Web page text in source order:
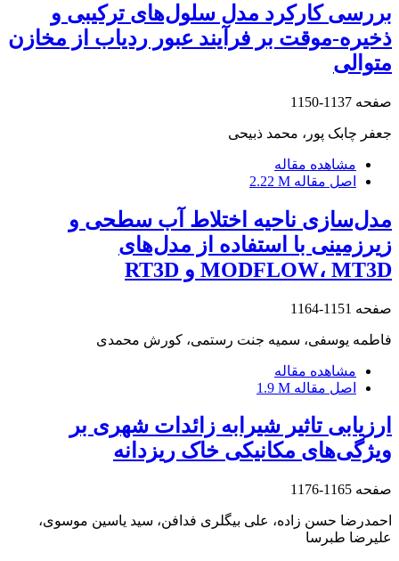
بررسی کارکرد مدل سلول‌های ترکیبی و
ذخیره‌-موقت بر فرآیند عبور ردیاب از مخازن
متوالی
صفحه 1137-1150
جعفر چابک پور، محمد ذبیحی
مشاهده مقاله
اصل مقاله 2.22 M
مدل‌سازی ناحیه اختلاط آب سطحی و
زیرزمینی با استفاده از مدل‌های
MODFLOW، MT3D و RT3D
صفحه 1151-1164
فاطمه یوسفی، سمیه جنت رستمی، کورش محمدی
مشاهده مقاله
اصل مقاله 1.9 M
ارزیابی تاثیر شیرابه زائدات شهری بر
ویژگی‌های مکانیکی خاک ریزدانه
صفحه 1165-1176
احمدرضا حسن زاده، علی بیگلری فدافن، سید یاسین موسوی،
علیرضا طبرسا